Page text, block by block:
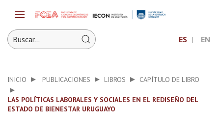
ES EN
INICIO PUBLICACIONES LIBROS CAPÍTULO DE LIBRO
LAS POLÍTICAS LABORALES Y SOCIALES EN EL REDISEÑO DEL
ESTADO DE BIENESTAR URUGUAYO